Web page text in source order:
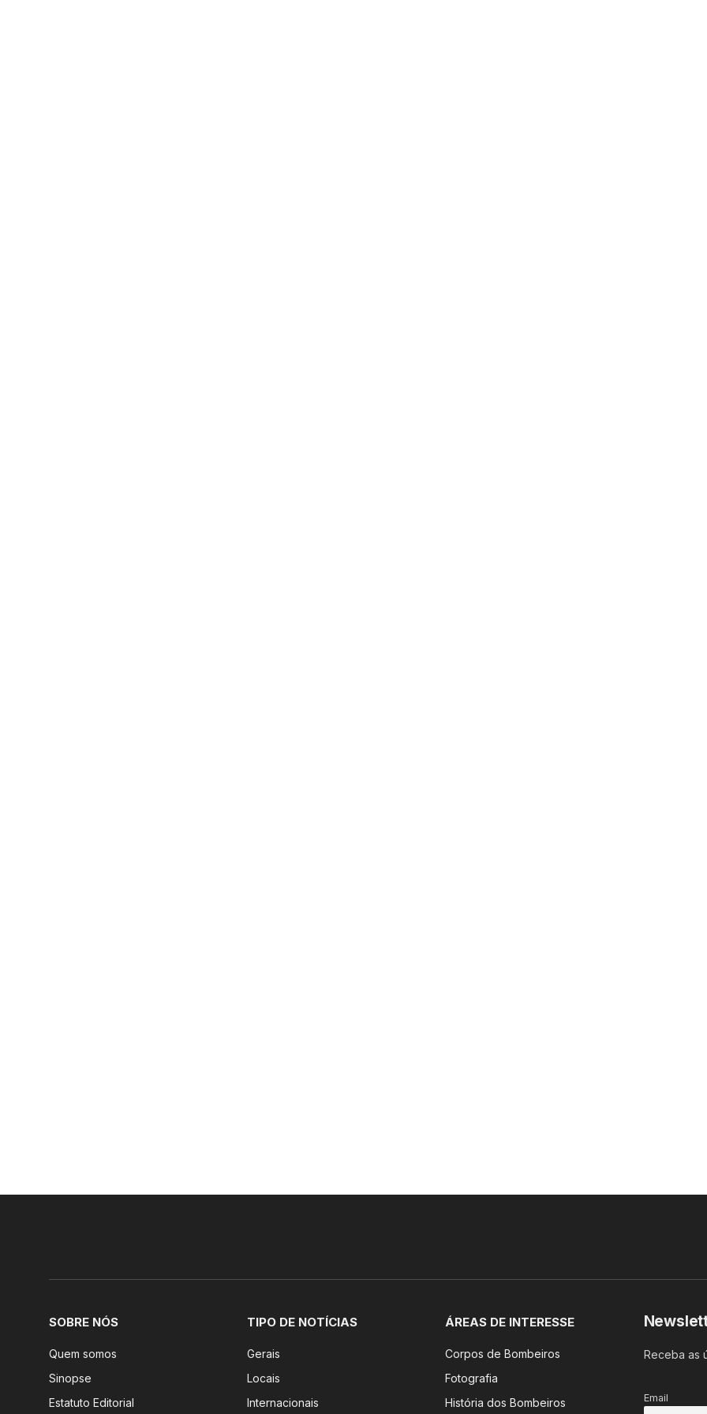
SOBRE NÓS
Quem somos
Sinopse
Estatuto Editorial
TIPO DE NOTÍCIAS
Gerais
Locais
Internacionais
ÁREAS DE INTERESSE
Corpos de Bombeiros
Fotografia
História dos Bombeiros
Receba as
Email